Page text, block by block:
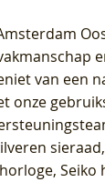
van een
onze
Seiko